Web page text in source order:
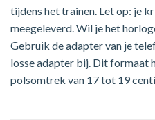
tijdens het trainen. Let op: je
meegeleverd. Wil je het
Gebruik de adapter van je
losse adapter bij. Dit formaat
polsomtrek van 17 tot 19